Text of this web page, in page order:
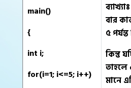
main()
{
int i;
for(i=1; i<=5; i++)
বার
৫
কিন্তু
মানে